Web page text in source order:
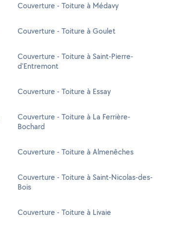
Couverture - Toiture à Médavy
Couverture - Toiture à Goulet
Couverture - Toiture à Saint-Pierre-
d'Entremont
Couverture - Toiture à Essay
Couverture - Toiture à La Ferrière-
Bochard
Couverture - Toiture à Almenêches
Couverture - Toiture à Saint-Nicolas-des-
Bois
Couverture - Toiture à Livaie